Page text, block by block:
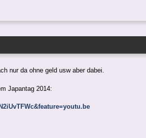
nur da ohne geld usw aber dabei.
Japantag 2014: